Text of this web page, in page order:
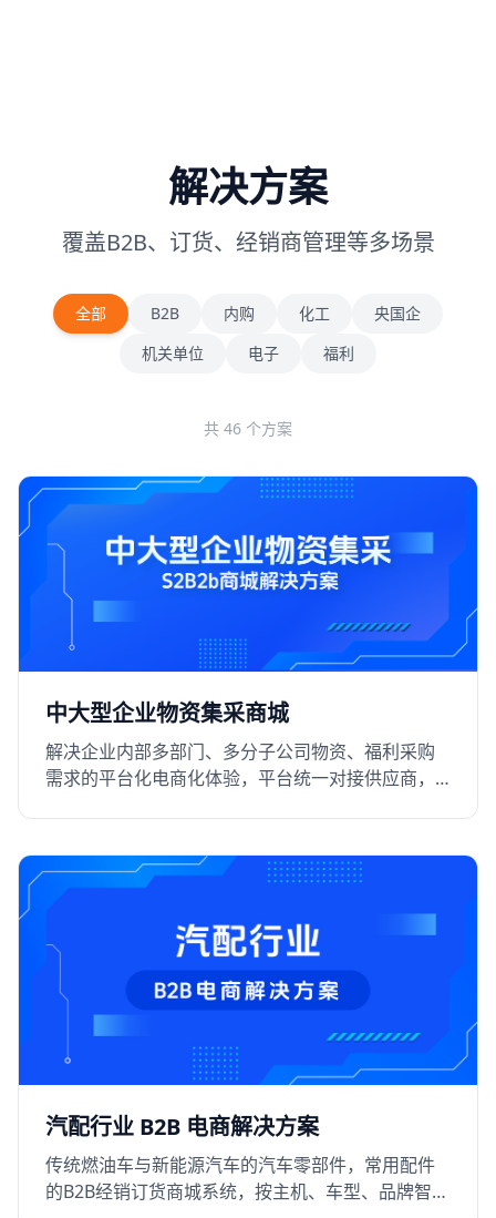
解决方案
覆盖B2B、订货、经销商管理等多场景
全部 B2B 内购 化工
央国企
机关单位
电子 福利
共 46 个方案
中大型企业物资集采商城
解决企业内部多部门、多分子公司物资、福利采购
需求的平台化电商化体验，平台统一对接供应商，
汽配行业 B2B 电商解决方案
传统燃油车与新能源汽车的汽车零部件，常用配件
的B2B经销订货商城系统，按主机、车型、品牌智能